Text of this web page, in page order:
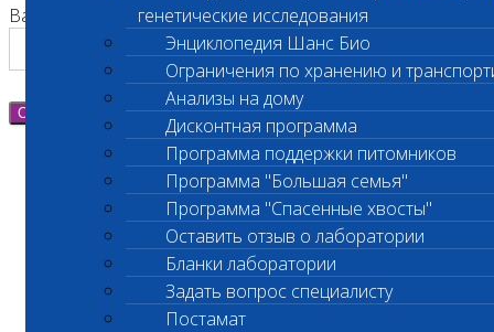
генетические исследования
Энциклопедия Шанс Био
Ограничения по хранению и
Анализы на дому
Дисконтная программа
Программа поддержки питомников
Программа "Большая семья"
Программа "Спасенные хвосты"
Оставить отзыв о лаборатории
Бланки лаборатории
Задать вопрос специалисту
Постамат
Ваш номер телефона
Отправить